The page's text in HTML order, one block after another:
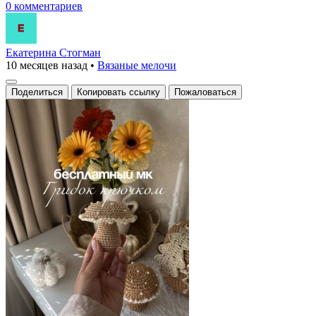
0 комментариев
Екатерина Стогман
10 месяцев назад • Вязаные мелочи
Поделиться Копировать ссылку Пожаловаться